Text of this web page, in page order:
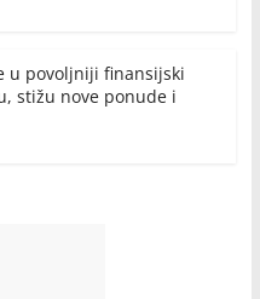
u povoljniji finansijski
stižu nove ponude i